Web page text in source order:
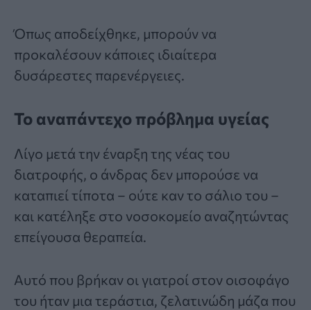
Όπως αποδείχθηκε, μπορούν να
προκαλέσουν κάποιες ιδιαίτερα
δυσάρεστες παρενέργειες.
Το αναπάντεχο πρόβλημα υγείας
Λίγο μετά την έναρξη της νέας του
διατροφής, ο άνδρας δεν μπορούσε να
καταπιεί τίποτα – ούτε καν το σάλιο του –
και κατέληξε στο νοσοκομείο αναζητώντας
επείγουσα θεραπεία.
Αυτό που βρήκαν οι γιατροί στον οισοφάγο
του ήταν μια τεράστια, ζελατινώδη μάζα που